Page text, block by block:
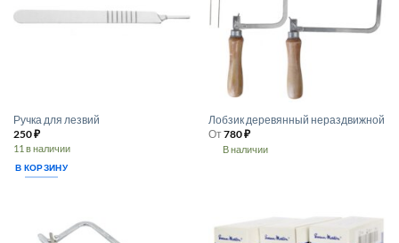
Ручка для лезвий
250₽
11 в наличии
В КОРЗИНУ
Лобзик деревянный нераздвижной
От780₽
В наличии
вариаций.